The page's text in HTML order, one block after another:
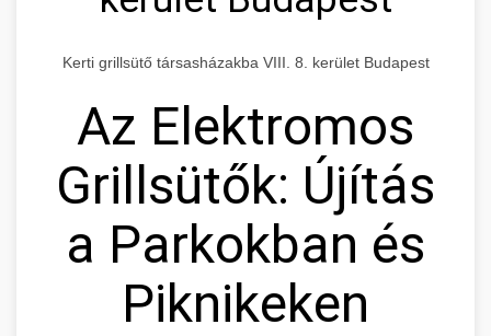
Kerti grillsütő társasházakba VIII. 8. kerület Budapest
Az Elektromos
Grillsütők: Újítás
a Parkokban és
Piknikeken